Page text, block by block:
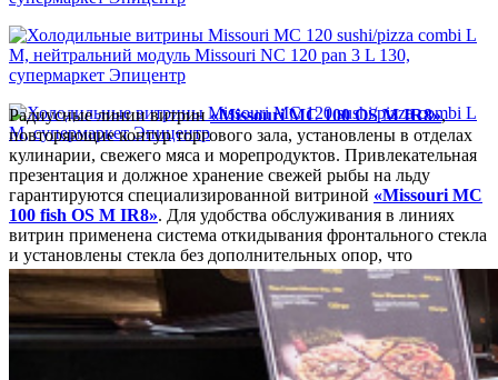
Радиусные линии витрин«Missouri MC 100 OS M IR8»,
повторяющие контур торгового зала, установлены в отделах
кулинарии, свежего мяса и морепродуктов. Привлекательная
презентация и должное хранение свежей рыбы на льду
гарантируются специализированной витриной «Missouri MC
100 fish OS M IR8». Для удобства обслуживания в линиях
витрин применена система откидывания фронтального стекла
и установлены стекла без дополнительных опор, что
обеспечивает прекрасную обзорность товара.